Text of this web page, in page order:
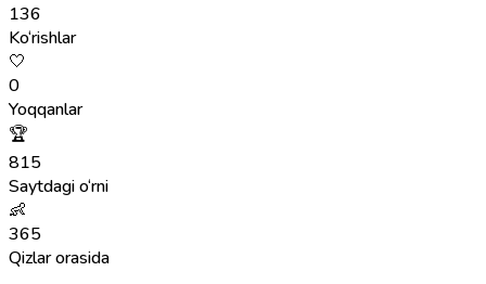
136
Ko‘rishlar
🤍
0
Yoqqanlar
🏆
815
Saytdagi o‘rni
👶
365
Qizlar orasida